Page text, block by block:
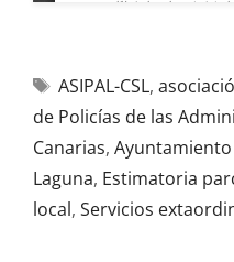
ASIPAL-CSL,
de Policías de las
Canarias, Ayuntamiento
Laguna, Estimatoria
local, Servicios